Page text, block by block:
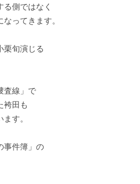
る側ではなく
なってきます。
栗旬演じる
査線」で
袴田 も
す。
事件簿」の